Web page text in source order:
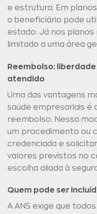
e estrutura. Em
o beneficiário pode
estado. Já nos
limitado a uma área
Reembolso:
atendido
Uma das vantagens
saúde empresariais é
reembolso. Nessa
um procedimento ou
credenciada e
valores previstos no
escolha aliada à
Quem pode ser
A ANS exige que